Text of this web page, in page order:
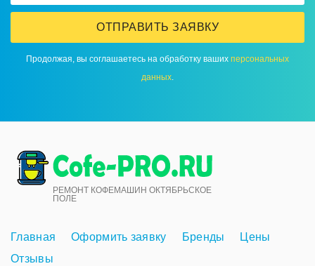
ОТПРАВИТЬ ЗАЯВКУ
Продолжая, вы соглашаетесь на обработку ваших персональных
данных.
РЕМОНТ КОФЕМАШИН ОКТЯБРЬСКОЕ
ПОЛЕ
Главная Оформить заявку Бренды
Цены
Отзывы